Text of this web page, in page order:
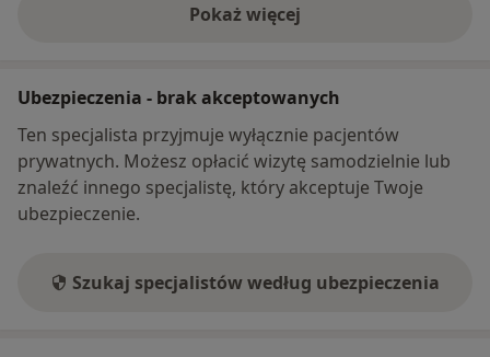
Pokaż więcej
o adresie
Ubezpieczenia - brak akceptowanych
Ten specjalista przyjmuje wyłącznie pacjentów
prywatnych. Możesz opłacić wizytę samodzielnie lub
znaleźć innego specjalistę, który akceptuje Twoje
ubezpieczenie.
Szukaj specjalistów według ubezpieczenia